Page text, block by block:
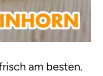
am besten.